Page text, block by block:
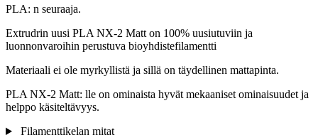
PLA: n seuraaja.
Extrudrin uusi PLA NX-2 Matt on 100% uusiutuviin ja
luonnonvaroihin perustuva bioyhdistefilamentti
Materiaali ei ole myrkyllistä ja sillä on täydellinen mattapinta.
PLA NX-2 Matt: lle on ominaista hyvät mekaaniset ominaisuudet ja
helppo käsiteltävyys.
Filamenttikelan mitat